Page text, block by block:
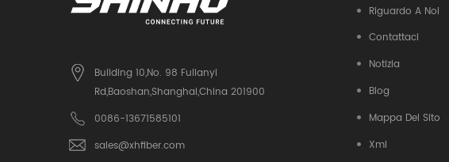
Building 10,No. 98 Fulianyi
Rd,Baoshan,Shanghai,China 201900
0086-13671585101
sales@xhfiber.com
Riguardo A Noi
Contattaci
Notizia
Blog
Mappa Del Sito
Xml